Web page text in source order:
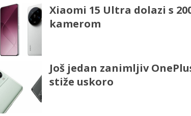
Xiaomi 15 Ultra dolazi s
kamerom
Još jedan zanimljiv
stiže uskoro